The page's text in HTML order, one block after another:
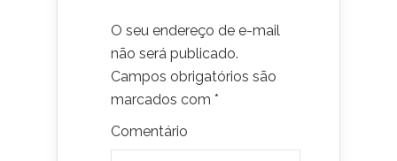
O seu endereço de e-mail
não será publicado.
Campos obrigatórios são
marcados com *
Comentário